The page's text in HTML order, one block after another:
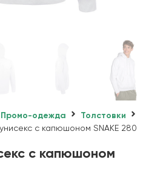
Промо-одежда
Толстовки
с капюшоном SNAKE 280
с капюшоном